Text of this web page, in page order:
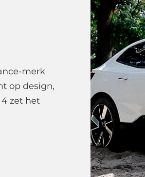
merk
op design,
zet het